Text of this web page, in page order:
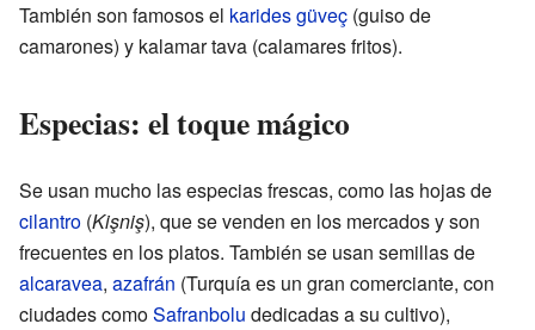
También son famosos el karides güveç (guiso de
camarones) y kalamar tava (calamares fritos).
Especias: el toque mágico
Se usan mucho las especias frescas, como las hojas de
cilantro (Kişniş), que se venden en los mercados y son
frecuentes en los platos. También se usan semillas de
alcaravea, azafrán (Turquía es un gran comerciante, con
ciudades comoSafranbolu dedicadas a su cultivo),